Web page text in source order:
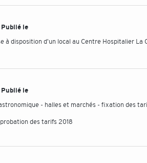
le
à disposition d'un local au Centre Hospitalier La
le
- halles et marchés - fixation des
des tarifs 2018